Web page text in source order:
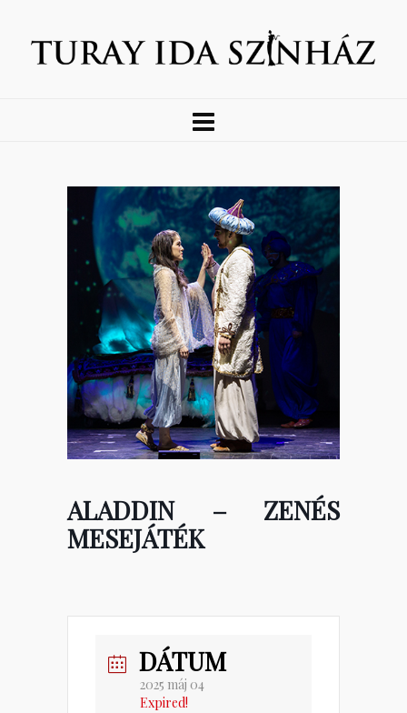
ALADDIN – ZENÉS
MESEJÁTÉK
DÁTUM
2025 máj 04
Expired!